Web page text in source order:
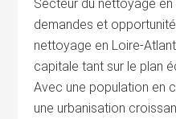
Secteur du nettoyage
demandes et
nettoyage en Loire-
capitale tant sur le plan
Avec une population en
une urbanisation